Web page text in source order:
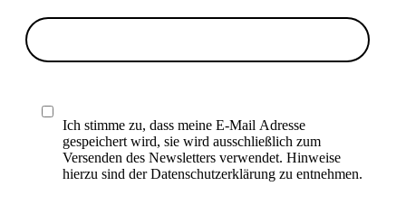
Ich stimme zu, dass meine E-Mail Adresse
gespeichert wird, sie wird ausschließlich zum
Versenden des Newsletters verwendet. Hinweise
hierzu sind der Datenschutzerklärung zu entnehmen.